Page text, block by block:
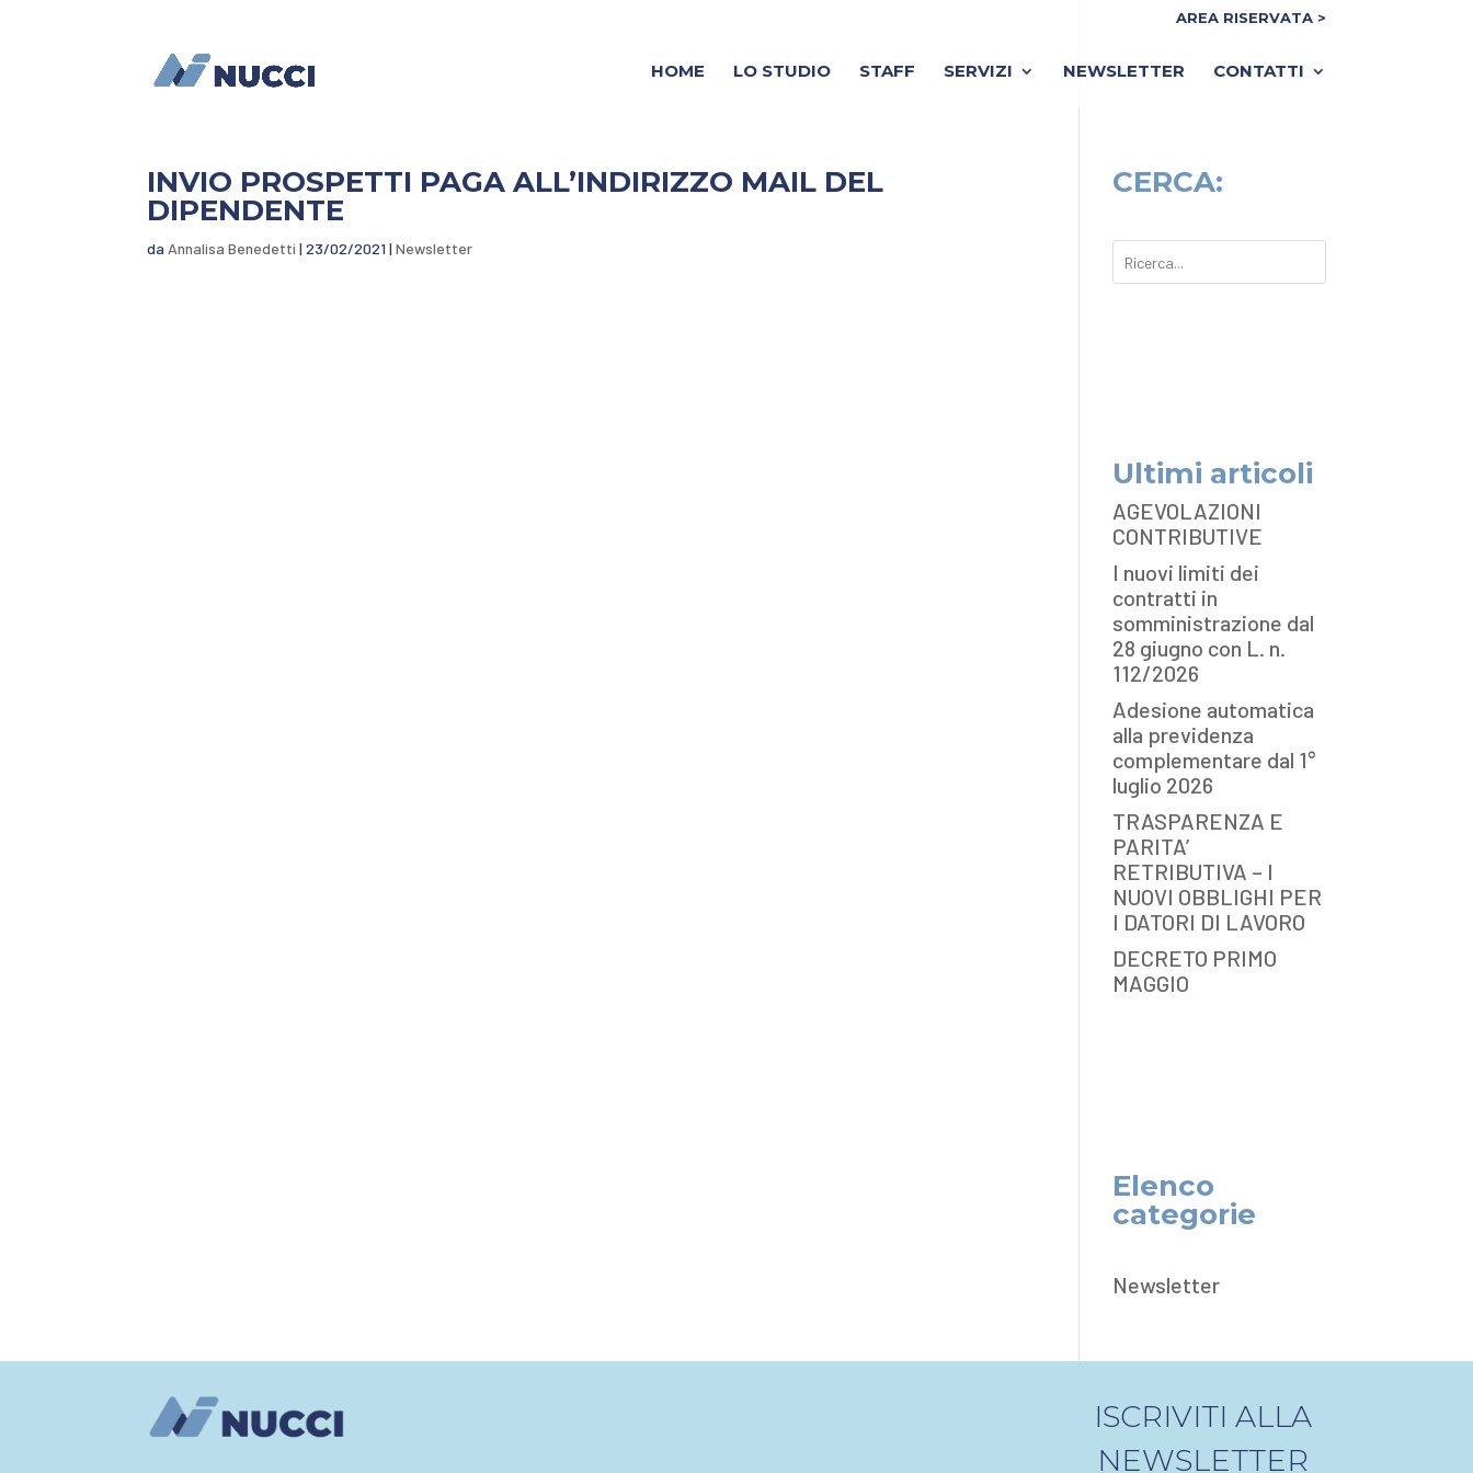
AREA RISERVATA >
HOME LO STUDIO STAFF SERVIZI NEWSLETTER CONTATTI
INVIO PROSPETTI PAGA ALL’INDIRIZZO MAIL DEL
DIPENDENTE
da Annalisa Benedetti |23/02/2021 |Newsletter
CERCA:
Ultimi articoli
AGEVOLAZIONI
CONTRIBUTIVE
I nuovi limiti dei
contratti in
somministrazione dal
28 giugno con L. n.
112/2026
Adesione automatica
alla previdenza
complementare dal 1°
luglio 2026
TRASPARENZA E
PARITA’
RETRIBUTIVA – I
NUOVI OBBLIGHI PER
I DATORI DI LAVORO
DECRETO PRIMO
MAGGIO
Elenco
categorie
Newsletter
ISCRIVITI ALLA
NEWSLETTER